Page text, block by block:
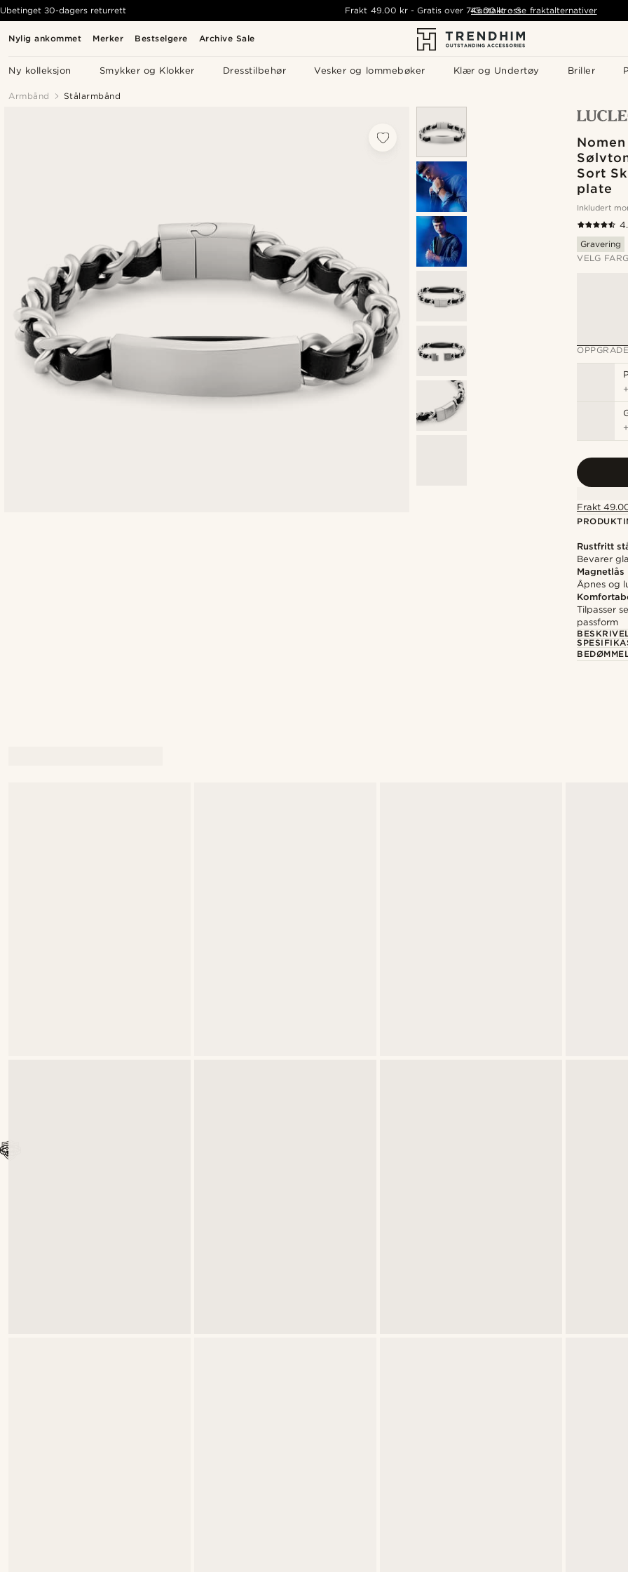
Nylig ankommet Merker Bestselgere Archive Sale
Ny kolleksjon Smykker og Klokker Dresstilbehør Vesker og lommebøker Klær og Undertøy Briller
Ubetinget 30-dagers returrett Frakt 49.00 kr- Gratis over 745.00 kr - Se fraktalternativer
Kontakt oss
Armbånd Stålarmbånd
Sort
plate
Inkludert
Gravering
VELG
+
Frakt
Rustfritt
Bevarer
Magnetlås
Åpnes og
Tilpasser
passform